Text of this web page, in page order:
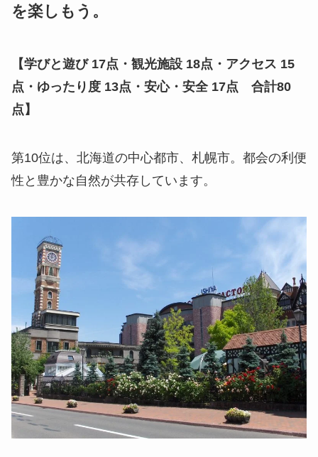
を楽しもう。
【学びと遊び 17点・観光施設 18点・アクセス 15
点・ゆったり度 13点・安心・安全 17点 合計80
点 】
第10位は、北海道の中心都市、札幌市。都会の利便
性と豊かな自然が共存しています。